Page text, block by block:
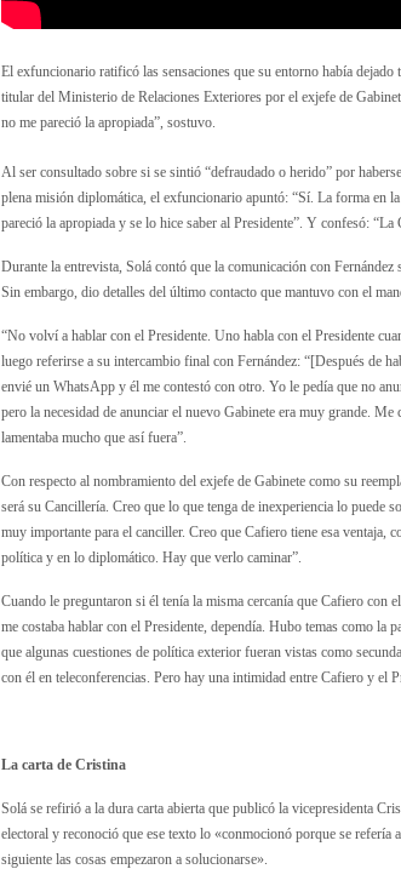
El exfuncionario ratificó las sensaciones que su entorno había
titular del Ministerio de Relaciones Exteriores por el exjefe de
no me pareció la apropiada”, sostuvo.
Al ser consultado sobre si se sintió “defraudado o herido” por
plena misión diplomática, el exfuncionario apuntó: “Sí. La forma en
pareció la apropiada y se lo hice saber al Presidente”. Y confesó:
Durante la entrevista, Solá contó que la comunicación con
Sin embargo, dio detalles del último contacto que mantuvo con el
“No volví a hablar con el Presidente. Uno habla con el Presidente
luego referirse a su intercambio final con Fernández: “[Después de
envié un WhatsApp y él me contestó con otro. Yo le pedía que no
pero la necesidad de anunciar el nuevo Gabinete era muy grande.
lamentaba mucho que así fuera”.
Con respecto al nombramiento del exjefe de Gabinete como su
será su Cancillería. Creo que lo que tenga de inexperiencia lo puede
muy importante para el canciller. Creo que Cafiero tiene esa ventaja,
política y en lo diplomático. Hay que verlo caminar”.
Cuando le preguntaron si él tenía la misma cercanía que Cafiero con
me costaba hablar con el Presidente, dependía. Hubo temas como la
que algunas cuestiones de política exterior fueran vistas como
con él en teleconferencias. Pero hay una intimidad entre Cafiero y el
La carta de Cristina
Solá se refirió a la dura carta abierta que publicó la vicepresidenta
electoral y reconoció que ese texto lo «conmocionó porque se
siguiente las cosas empezaron a solucionarse».